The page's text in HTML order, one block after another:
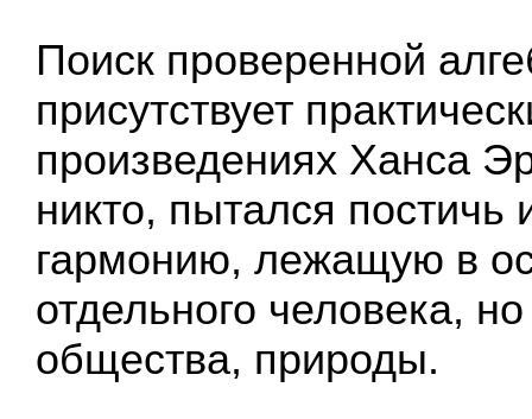
Поиск проверенной
присутствует
произведениях Ханса
никто, пытался постичь
гармонию, лежащую в
отдельного человека,
общества, природы.